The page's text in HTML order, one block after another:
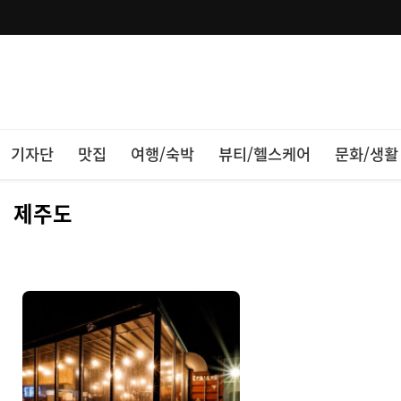
기자단 맛집 여행/숙박 뷰티/헬스케어 문화/생활
제주도